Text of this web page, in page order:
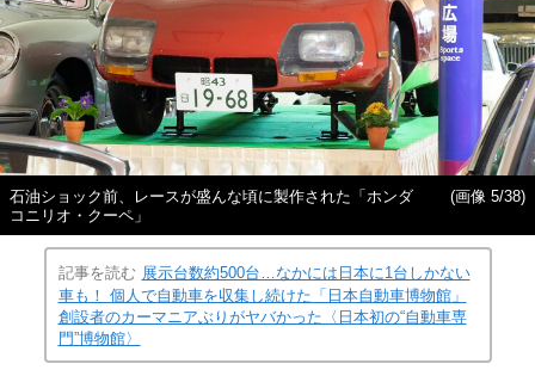
石油ショック前、レースが盛んな頃に製作された「ホンダ
コニリオ・クーペ」
(画像 5/38)
記事を読む 展示台数約500台…なかには日本に1台しかない
車も！ 個人で自動車を収集し続けた「日本自動車博物館」
創設者のカーマニアぶりがヤバかった〈日本初の“自動車専
門”博物館〉